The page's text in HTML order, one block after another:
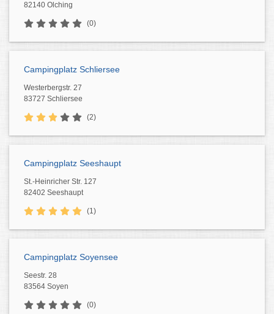
82140 Olching
(0)
Campingplatz Schliersee
Westerbergstr. 27
83727 Schliersee
(2)
Campingplatz Seeshaupt
St.-Heinricher Str. 127
82402 Seeshaupt
(1)
Campingplatz Soyensee
Seestr. 28
83564 Soyen
(0)